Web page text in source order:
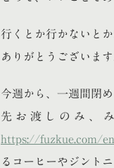
行くとか行かないと
ありがとうございま
今週から、一週間閉
先お渡しのみ、
https://fuzkue.com/
るコーヒーやジント